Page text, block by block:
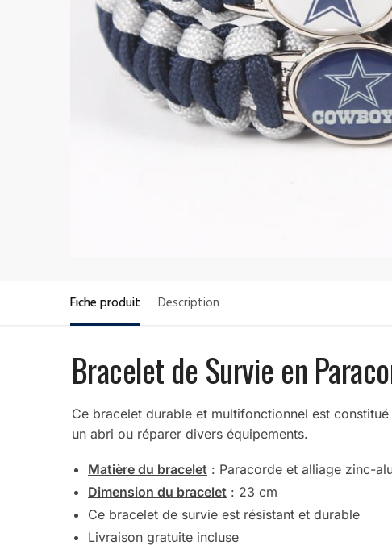
Fiche produit Description
Bracelet de Survie en
Ce bracelet durable et multifonctionnel est
un abri ou réparer divers équipements.
Matière du bracelet: Paracorde et alliage zinc-
Dimension du bracelet: 23 cm
Ce bracelet de survie est résistant et durable
Livraison gratuite incluse